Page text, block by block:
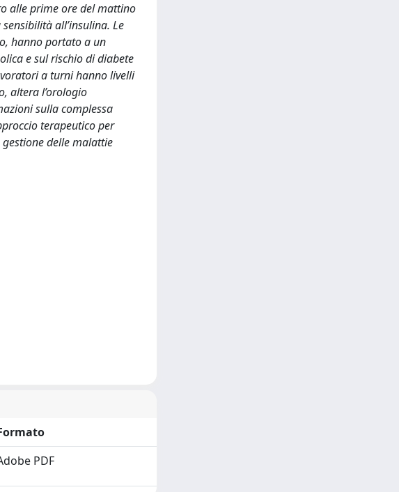
alle prime ore del mattino
all’insulina. Le
hanno portato a un
e sul rischio di diabete
a turni hanno livelli
altera l’orologio
sulla complessa
terapeutico per
delle malattie
PDF